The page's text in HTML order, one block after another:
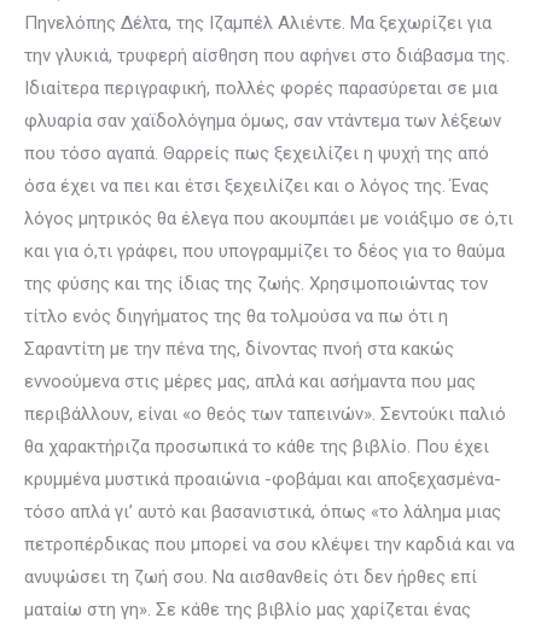
Πηνελόπης Δέλτα, της Ιζαμπέλ Αλιέντε. Μα ξεχωρίζει για
την γλυκιά, τρυφερή αίσθηση που αφήνει στο διάβασμα της.
Ιδιαίτερα περιγραφική, πολλές φορές παρασύρεται σε μια
φλυαρία σαν χαϊδολόγημα όμως, σαν ντάντεμα των λέξεων
που τόσο αγαπά. Θαρρείς πως ξεχειλίζει η ψυχή της από
όσα έχει να πει και έτσι ξεχειλίζει και ο λόγος της. Ένας
λόγος μητρικός θα έλεγα που ακουμπάει με νοιάξιμο σε ό,τι
και για ό,τι γράφει, που υπογραμμίζει το δέος για το θαύμα
της φύσης και της ίδιας της ζωής. Χρησιμοποιώντας τον
τίτλο ενός διηγήματος της θα τολμούσα να πω ότι η
Σαραντίτη με την πένα της, δίνοντας πνοή στα κακώς
εννοούμενα στις μέρες μας, απλά και ασήμαντα που μας
περιβάλλουν, είναι «ο θεός των ταπεινών». Σεντούκι παλιό
θα χαρακτήριζα προσωπικά το κάθε της βιβλίο. Που έχει
κρυμμένα μυστικά προαιώνια -φοβάμαι και αποξεχασμένα-
τόσο απλά γι’ αυτό και βασανιστικά, όπως «το λάλημα μιας
πετροπέρδικας που μπορεί να σου κλέψει την καρδιά και να
ανυψώσει τη ζωή σου. Να αισθανθείς ότι δεν ήρθες επί
ματαίω στη γη». Σε κάθε της βιβλίο μας χαρίζεται ένας